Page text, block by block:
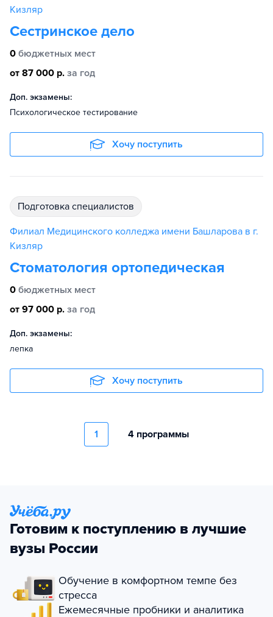
Кизляр
Сестринское дело
0 бюджетных мест
от 87 000 р. за год
Доп. экзамены:
Психологическое тестирование
Хочу поступить
подготовка специалистов
Филиал Медицинского колледжа имени Башларова в г.
Кизляр
Стоматология ортопедическая
0 бюджетных мест
от 97 000 р. за год
Доп. экзамены:
лепка
Хочу поступить
1 4 программы
Готовим к поступлению в лучшие
вузы России
Обучение в комфортном темпе без
стресса
Ежемесячные пробники и аналитика